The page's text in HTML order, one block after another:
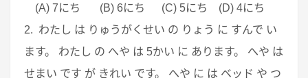
(A) 7にち (B) 6にち (C) 5にち (D) 4にち
2. わたし は りゅうがくせい の りょう に すんで い
ます。 わたし の へや は 5かい に あります。 へや は
せまい です が きれい です。 へや に は ベッド や つ